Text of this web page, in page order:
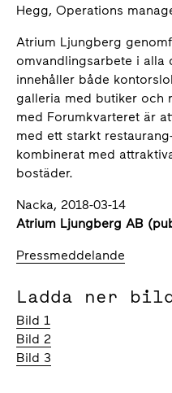
Hegg, Operations
Atrium Ljungberg
omvandlingsarbete i alla
innehåller både
galleria med butiker och
med Forumkvarteret är
med ett starkt
kombinerat med
bostäder.
Nacka, 2018-03-14
Atrium Ljungberg AB
Pressmeddelande
Ladda ner
Bild 1
Bild 2
Bild 3